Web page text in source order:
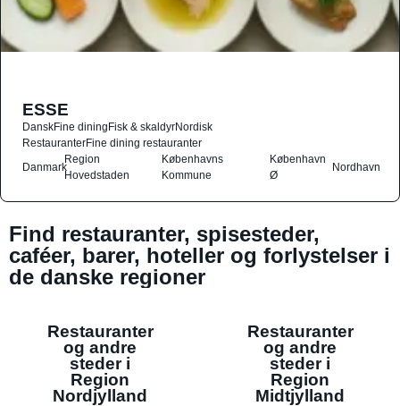
ESSE
DanskFine diningFisk & skaldyrNordisk
RestauranterFine dining restauranter
Danmark
Region
Hovedstaden
Københavns
Kommune
København
Ø
Nordhavn
Find restauranter, spisesteder,
caféer, barer, hoteller og forlystelser i
de danske regioner
Restauranter
og andre
steder i
Region
Nordjylland
Restauranter
og andre
steder i
Region
Midtjylland